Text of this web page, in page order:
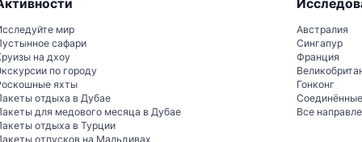
мир
сафари
на дхоу
по городу
яхты
отдыха в Дубае
для медового месяца в Дубае
отдыха в Турции
отпусков на Мальдивах
Австралия
Сингапур
Франция
Гонконг
Все